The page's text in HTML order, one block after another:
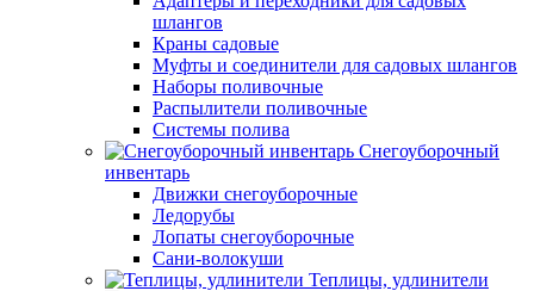
шлангов
Краны садовые
Муфты и соединители для садовых шлангов
Наборы поливочные
Распылители поливочные
Системы полива
Снегоуборочный
инвентарь
Движки снегоуборочные
Ледорубы
Лопаты снегоуборочные
Сани-волокуши
Теплицы, удлинители